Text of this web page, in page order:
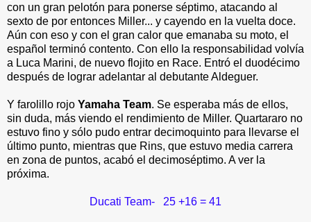
con un gran pelotón para ponerse séptimo, atacando al
sexto de por entonces Miller... y cayendo en la vuelta doce.
Aún con eso y con el gran calor que emanaba su moto, el
español terminó contento. Con ello la responsabilidad volvía
a Luca Marini, de nuevo flojito en Race. Entró el duodécimo
después de lograr adelantar al debutante Aldeguer.
Y farolillo rojo Yamaha Team. Se esperaba más de ellos,
sin duda, más viendo el rendimiento de Miller. Quartararo no
estuvo fino y sólo pudo entrar decimoquinto para llevarse el
último punto, mientras que Rins, que estuvo media carrera
en zona de puntos, acabó el decimoséptimo. A ver la
próxima.
Ducati Team- 25 +16 = 41